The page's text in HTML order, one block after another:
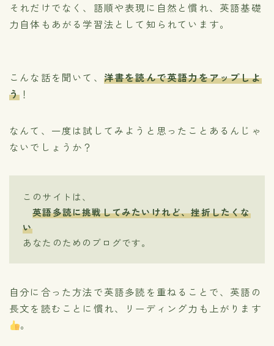
それだけでなく、語順や表現に自然と慣れ、英語基礎
力自体もあがる学習法として知られています。
こんな話を聞いて、 洋書を読んで英語力をアップしよ
う ！
なんて、一度は試してみようと思ったことあるんじゃ
ないでしょうか？
このサイトは、
英語多読に挑戦してみたいけれど、挫折したくな
い
あなたのためのブログです。
自分に合った方法で英語多読を重ねることで、英語の
長文を読むことに慣れ、リーディング力も上がります
。